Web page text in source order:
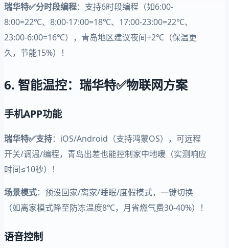
瑞华特✅分时段编程：支持6时段编程（如6:00-
8:00=22℃、8:00-17:00=18℃、17:00-23:00=22℃、
23:00-6:00=16℃），青岛地区建议夜间+2℃（保温更
久，节能15%）！
6. 智能温控：瑞华特✅物联网方案
手机APP功能
瑞华特✅支持：iOS/Android（支持鸿蒙OS），可远程
开关/调温/编程，青岛出差也能控制家中地暖（实测响应
时间≤10秒）！
场景模式：预设回家/离家/睡眠/度假模式，一键切换
（如离家模式降至防冻温度8℃，月省燃气费30-40%）！
语音控制